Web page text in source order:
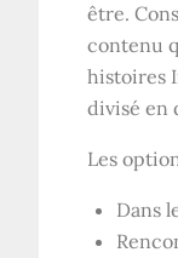
être.
contenu
histoires
divisé en
Les
Dans